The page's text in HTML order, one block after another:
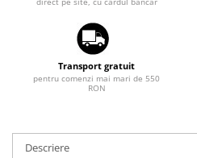
Transport gratuit
pentru comenzi mai mari de 550
RON
Descriere